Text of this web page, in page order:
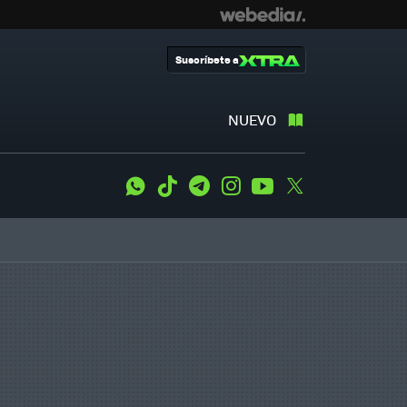
NUEVO
Suscríbete a
WhatsApp
Tiktok TelegramInstagramYoutube